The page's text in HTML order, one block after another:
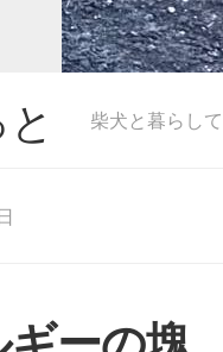
柴犬と暮らし